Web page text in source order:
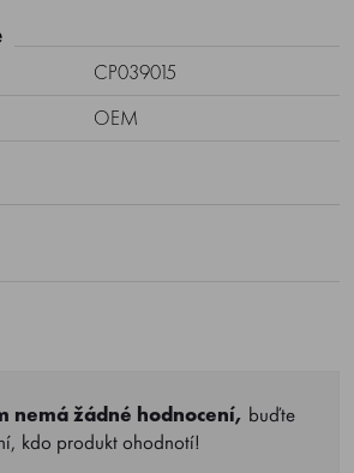
CP039015
OEM
nemá žádné hodnocení, buďte
kdo produkt ohodnotí!